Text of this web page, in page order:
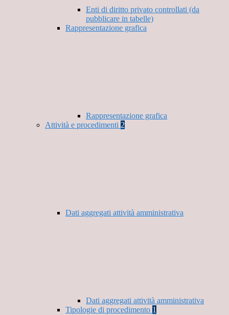
Enti di diritto privato controllati (da
pubblicare in tabelle)
Rappresentazione grafica
Rappresentazione grafica
Attività e procedimenti 2
Dati aggregati attività amministrativa
Dati aggregati attività amministrativa
Tipologie di procedimento 1